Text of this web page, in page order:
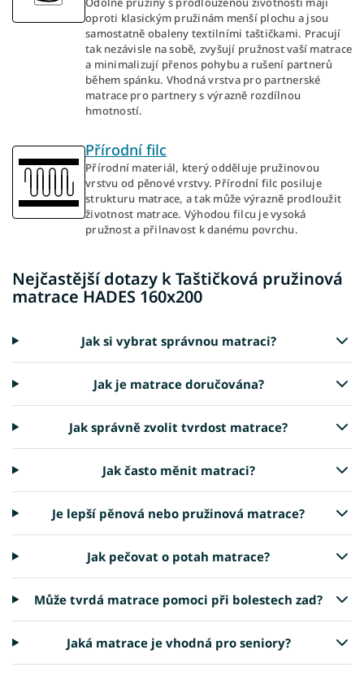
oproti klasickým pružinám menší plochu a jsou
samostatně obaleny textilními taštičkami. Pracují
tak nezávisle na sobě, zvyšují pružnost vaší matrace
a minimalizují přenos pohybu a rušení partnerů
během spánku. Vhodná vrstva pro partnerské
matrace pro partnery s výrazně rozdílnou
hmotností.
Přírodní filc
Přírodní materiál, který odděluje pružinovou
vrstvu od pěnové vrstvy. Přírodní filc posiluje
strukturu matrace, a tak může výrazně prodloužit
životnost matrace. Výhodou filcu je vysoká
pružnost a přilnavost k danému povrchu.
Nejčastější dotazy k Taštičková pružinová
matrace HADES 160x200
Jak si vybrat správnou matraci?
Jak je matrace doručována?
Jak správně zvolit tvrdost matrace?
Jak často měnit matraci?
Je lepší pěnová nebo pružinová matrace?
Jak pečovat o potah matrace?
Může tvrdá matrace pomoci při bolestech zad?
Jaká matrace je vhodná pro seniory?